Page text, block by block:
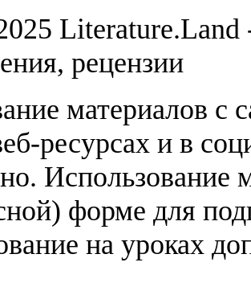
Literature.Land
рецензии
материалов с
ресурсах и в
Использование
форме для
на уроках